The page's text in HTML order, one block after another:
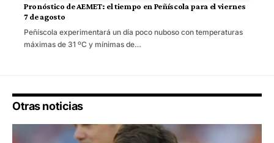
Pronóstico de AEMET: el tiempo en Peñíscola para el viernes
7 de agosto
Peñíscola experimentará un día poco nuboso con temperaturas
máximas de 31 ºC y mínimas de…
Otras noticias